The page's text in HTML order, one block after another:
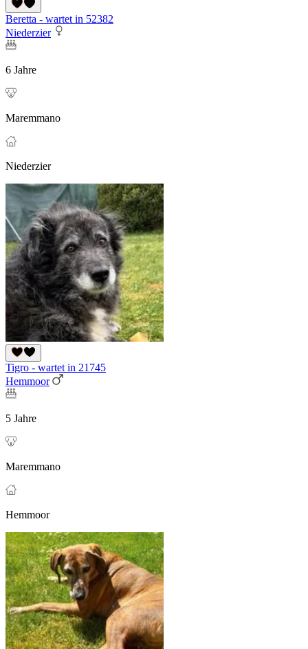
Beretta - wartet in 52382
Niederzier
6 Jahre
Maremmano
Niederzier
Tigro - wartet in 21745
Hemmoor
5 Jahre
Maremmano
Hemmoor